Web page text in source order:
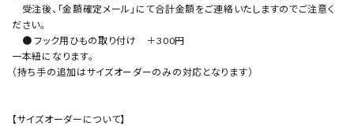
受注後、「金額確定メール」にて合計金額をご連絡いたしますのでご注意く
ださい。
● フック用ひもの取り付け ＋300円
一本紐になります。
（持ち手の追加はサイズオーダーのみの対応となります）
【サイズオーダーについて】